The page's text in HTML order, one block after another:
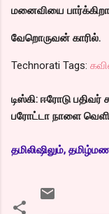
மனைவியை
வேறொருவன் காரில்.
Technorati Tags:
டிஸ்கி: ஈரோடு பதிவர்
பரோட்டா நாளை
தமிலிஷிலும்,